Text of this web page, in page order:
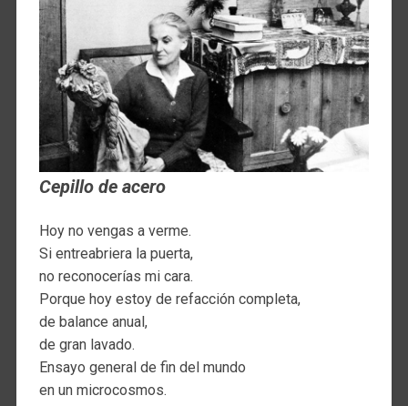
Cepillo de acero
Hoy no vengas a verme.
Si entreabriera la puerta,
no reconocerías mi cara.
Porque hoy estoy de refacción completa,
de balance anual,
de gran lavado.
Ensayo general de fin del mundo
en un microcosmos.